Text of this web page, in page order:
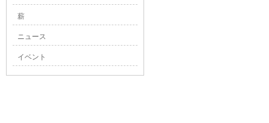
薪
ニュース
イベント